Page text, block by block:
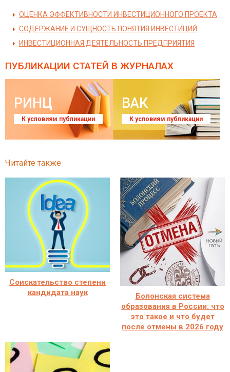
ОЦЕНКА ЭФФЕКТИВНОСТИ ИНВЕСТИЦИОННОГО ПРОЕКТА
СОДЕРЖАНИЕ И СУЩНОСТЬ ПОНЯТИЯ ИНВЕСТИЦИЙ
ИНВЕСТИЦИОННАЯ ДЕЯТЕЛЬНОСТЬ ПРЕДПРИЯТИЯ
ПУБЛИКАЦИИ СТАТЕЙ В ЖУРНАЛАХ
РИНЦ
К условиям публикации
ВАК
К условиям публикации
Читайте также
Соискательство степени
кандидата наук
Болонская система
образования в России: что
это такое и что будет
после отмены в 2026 году